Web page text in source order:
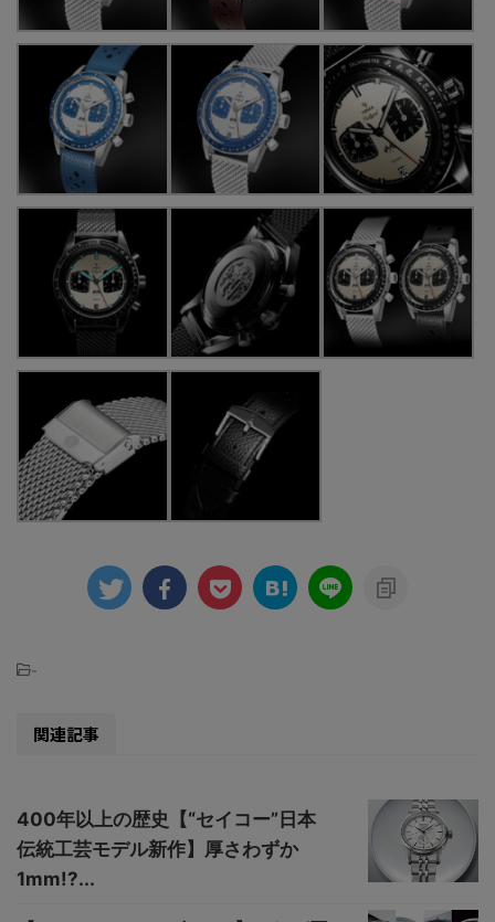
-
関連記事
400年以上の歴史【“セイコー”日本
伝統工芸モデル新作】厚さわずか
1mm!?...